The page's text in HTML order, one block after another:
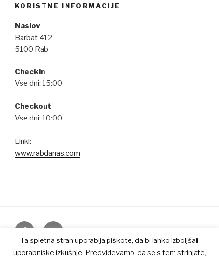
KORISTNE INFORMACIJE
Naslov
Barbat 412
5100 Rab
Checkin
Vse dni: 15:00
Checkout
Vse dni: 10:00
Linki:
www.rabdanas.com
Facebook
E-
pošta
Ponosno uporablja tehnologijo WordPress
Ta spletna stran uporablja piškote, da bi lahko izboljšali
uporabniške izkušnje. Predvidevamo, da se s tem strinjate,